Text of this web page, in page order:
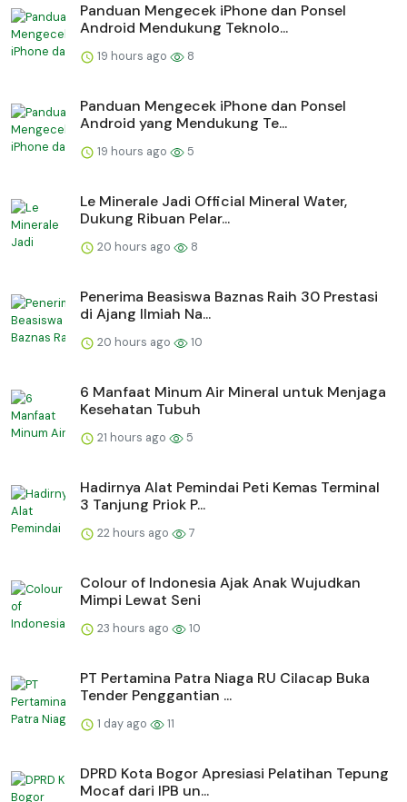
Panduan Mengecek iPhone dan Ponsel
Android Mendukung Teknolo...
19 hours ago 8
Panduan Mengecek iPhone dan Ponsel
Android yang Mendukung Te...
19 hours ago 5
Le Minerale Jadi Official Mineral Water,
Dukung Ribuan Pelar...
20 hours ago 8
Penerima Beasiswa Baznas Raih 30 Prestasi
di Ajang Ilmiah Na...
20 hours ago 10
6 Manfaat Minum Air Mineral untuk Menjaga
Kesehatan Tubuh
21 hours ago 5
Hadirnya Alat Pemindai Peti Kemas Terminal
3 Tanjung Priok P...
22 hours ago 7
Colour of Indonesia Ajak Anak Wujudkan
Mimpi Lewat Seni
23 hours ago 10
PT Pertamina Patra Niaga RU Cilacap Buka
Tender Penggantian ...
1 day ago 11
DPRD Kota Bogor Apresiasi Pelatihan Tepung
Mocaf dari IPB un...